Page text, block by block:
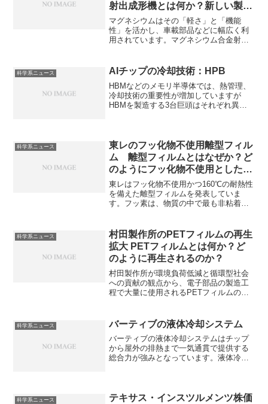
射出成形機とは何か？新しい製品
の特徴は？
マグネシウムはその「軽さ」と「機能
性」を活かし、車載部品などに幅広く利
用されています。マグネシウム合金射出
態で金型に高速射出する装置です。日本
製鋼所の新規マグネシウム合金射出成形
機の特徴やマグネシウムの用途を知るこ
とができます。
科学系ニュース AIチップの冷却技術：HPB
HBMなどのメモリ半導体では、熱管理、
冷却技術の重要性が増加していますが
HBMを製造する3台巨頭はそれぞれ異な
す。
科学系ニュース
東レのフッ化物不使用離型フィル
ム 離型フィルムとはなぜか？ど
のようにフッ化物不使用としたの
か？
東レはフッ化物不使用かつ160℃の耐熱性
を備えた離型フィルムを発表していま
す。フッ素は、物質の中で最も非粘着性
フリーを実現しています。フッ化物不使
用実現方法を知ることができます。
科学系ニュース
村田製作所のPETフィルムの再生
拡大 PETフィルムとは何か？ど
のように再生されるのか？
村田製作所が環境負荷低減と循環型社会
への貢献の観点から、電子部品の製造工
程で大量に使用されるPETフィルムの再
かを知ることができます。
科学系ニュース バーティブの液体冷却システム
バーティブの液体冷却システムはチップ
から屋外の排熱まで一気通貫で提供する
総合力が強みとなっています。液体冷却
科学系ニュース
テキサス・インスツルメンツ株価